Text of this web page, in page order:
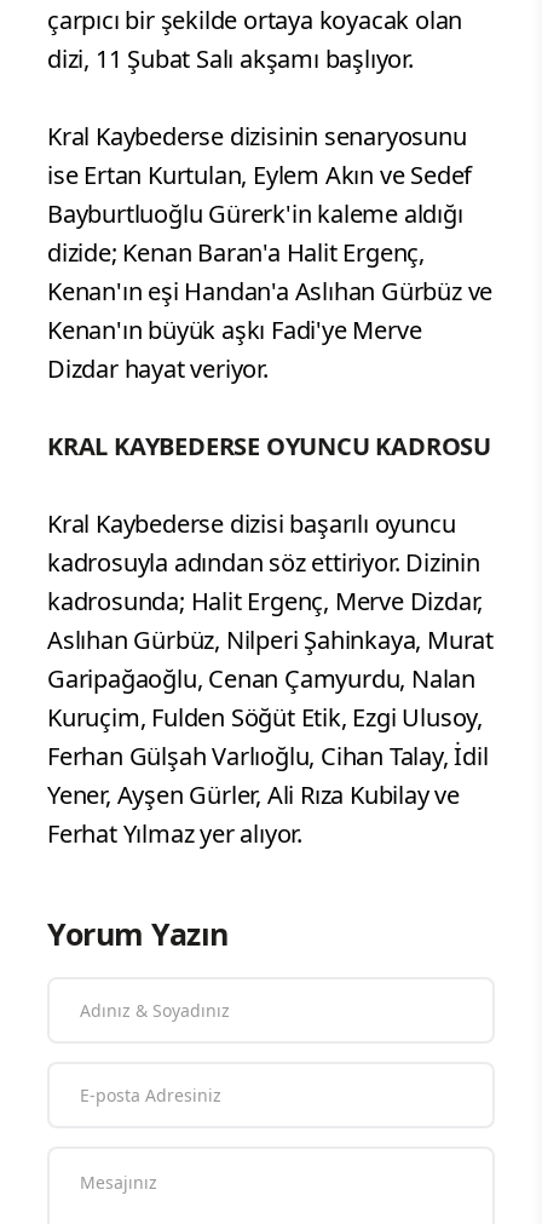
çarpıcı bir şekilde ortaya koyacak olan
dizi, 11 Şubat Salı akşamı başlıyor.
Kral Kaybederse dizisinin senaryosunu
ise Ertan Kurtulan, Eylem Akın ve Sedef
Bayburtluoğlu Gürerk'in kaleme aldığı
dizide; Kenan Baran'a Halit Ergenç,
Kenan'ın eşi Handan'a Aslıhan Gürbüz ve
Kenan'ın büyük aşkı Fadi'ye Merve
Dizdar hayat veriyor.
KRAL KAYBEDERSE OYUNCU KADROSU
Kral Kaybederse dizisi başarılı oyuncu
kadrosuyla adından söz ettiriyor. Dizinin
kadrosunda; Halit Ergenç, Merve Dizdar,
Aslıhan Gürbüz, Nilperi Şahinkaya, Murat
Garipağaoğlu, Cenan Çamyurdu, Nalan
Kuruçim, Fulden Söğüt Etik, Ezgi Ulusoy,
Ferhan Gülşah Varlıoğlu, Cihan Talay, İdil
Yener, Ayşen Gürler, Ali Rıza Kubilay ve
Ferhat Yılmaz yer alıyor.
Yorum Yazın